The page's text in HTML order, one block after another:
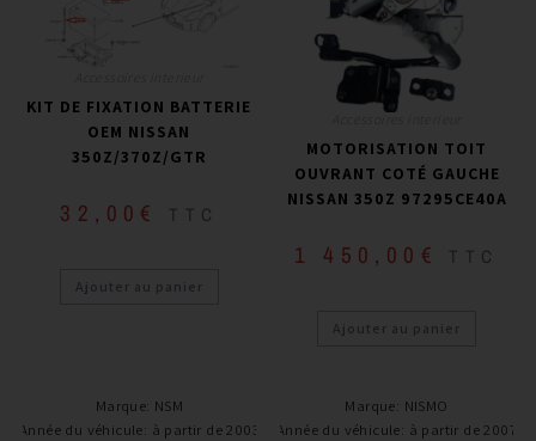
KIT DE FIXATION BATTERIE
OEM NISSAN
350Z/370Z/GTR
32,00 € TTC
Ajouter au panier
MOTORISATION TOIT
OUVRANT COTÉ GAUCHE
NISSAN 350Z 97295CE40A
1 450,00 € TTC
Ajouter au panier
Marque: NSM
Année du véhicule: à partir de 2003
Marque: NISMO
Année du véhicule: à partir de 2007